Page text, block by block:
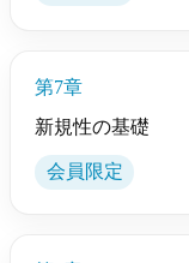
第7章
新規性の基礎
会員限定